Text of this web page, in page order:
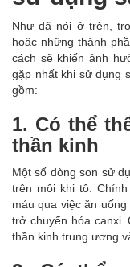
Như đã nói ở trên,
hoặc những thành
cách sẽ khiến ảnh
gặp nhất khi sử dụng
gồm:
1. Có thể
thần kinh
Một số dòng son sử
trên môi khi tô.
máu qua việc ăn
trở chuyển hóa canxi.
thần kinh trung ương